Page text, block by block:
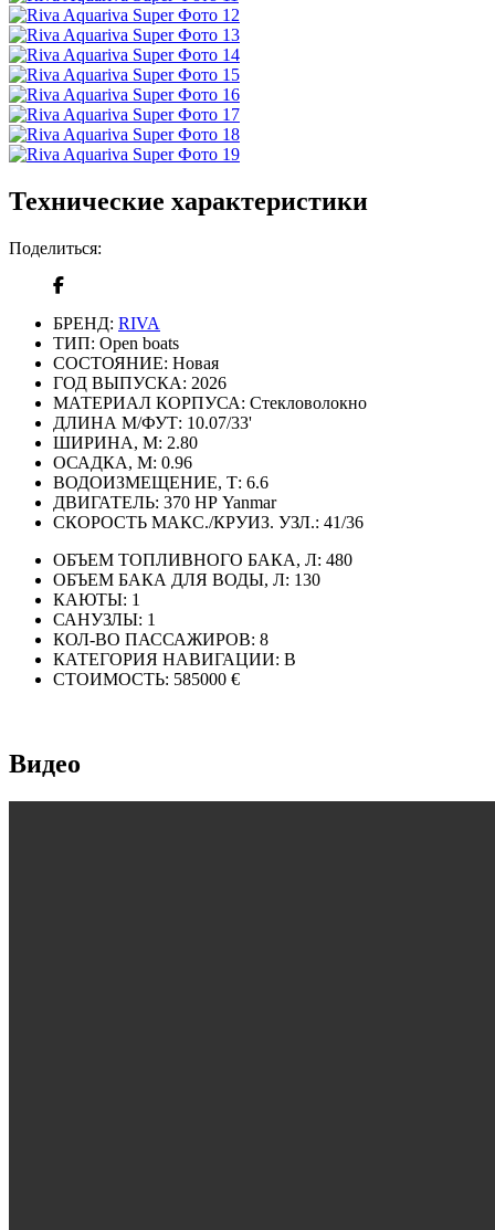
Технические характеристики
Поделиться:
БРЕНД: RIVA
ТИП: Open boats
СОСТОЯНИЕ: Новая
ГОД ВЫПУСКА: 2026
МАТЕРИАЛ КОРПУСА: Стекловолокно
ДЛИНА М/ФУТ: 10.07/33'
ШИРИНА, М: 2.80
ОСАДКА, М: 0.96
ВОДОИЗМЕЩЕНИЕ, Т: 6.6
ДВИГАТЕЛЬ: 370 НР Yanmar
СКОРОСТЬ МАКС./КРУИЗ. УЗЛ.: 41/36
ОБЪЕМ ТОПЛИВНОГО БАКА, Л: 480
ОБЪЕМ БАКА ДЛЯ ВОДЫ, Л: 130
КАЮТЫ: 1
САНУЗЛЫ: 1
КОЛ-ВО ПАССАЖИРОВ: 8
КАТЕГОРИЯ НАВИГАЦИИ: В
СТОИМОСТЬ: 585000 €
Видео